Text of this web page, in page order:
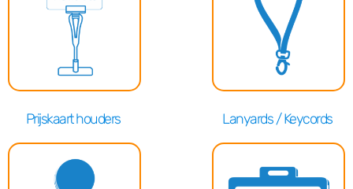
Prijskaart houders Lanyards / Keycords